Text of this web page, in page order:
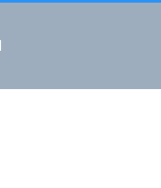
310 Carcaça de aço inoxidável